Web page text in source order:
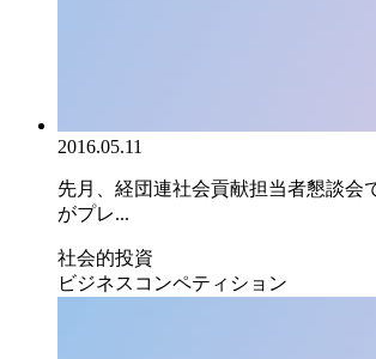
2016.05.11
先月、経団連社会貢献担当者懇談会
がプレ...
社会的投資
ビジネスコンペティション